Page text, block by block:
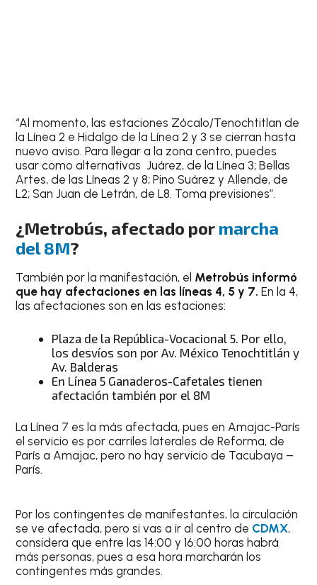
“Al momento, las estaciones Zócalo/Tenochtitlan de
la Línea 2 e Hidalgo de la Línea 2 y 3 se cierran hasta
nuevo aviso. Para llegar a la zona centro, puedes
usar como alternativas Juárez, de la Línea 3; Bellas
Artes, de las Líneas 2 y 8; Pino Suárez y Allende, de
L2; San Juan de Letrán, de L8. Toma previsiones”.
¿Metrobús, afectado por marcha
del 8M?
También por la manifestación, el Metrobús informó
que hay afectaciones en las líneas 4, 5 y 7. En la 4,
las afectaciones son en las estaciones:
Plaza de la República-Vocacional 5. Por ello,
los desvíos son por Av. México Tenochtitlán y
Av. Balderas
En Línea 5 Ganaderos-Cafetales tienen
afectación también por el 8M
La Línea 7 es la más afectada, pues en Amajac-París
el servicio es por carriles laterales de Reforma, de
París a Amajac, pero no hay servicio de Tacubaya –
París.
Por los contingentes de manifestantes, la circulación
se ve afectada, pero si vas a ir al centro de CDMX,
considera que entre las 14:00 y 16:00 horas habrá
más personas, pues a esa hora marcharán los
contingentes más grandes.